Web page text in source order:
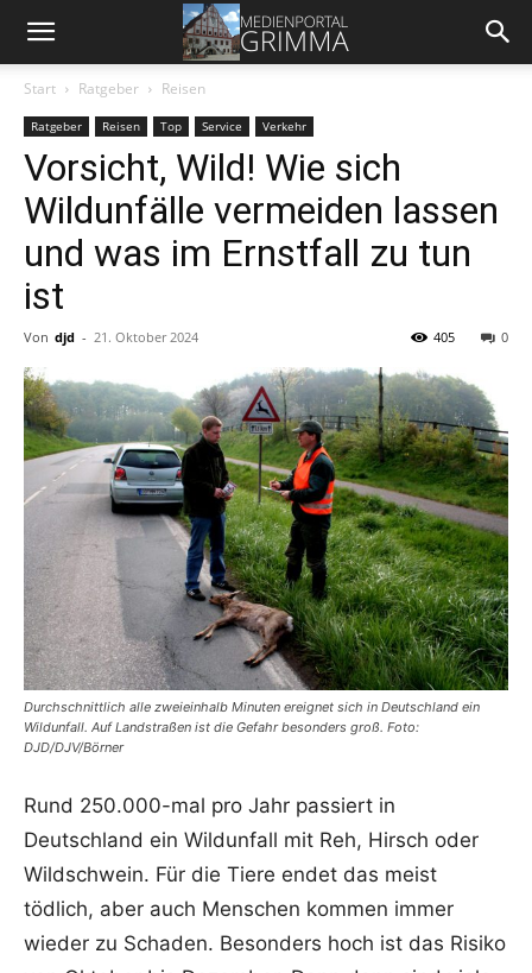
Start Ratgeber Reisen
Ratgeber Reisen Top Service Verkehr
Vorsicht, Wild! Wie sich
Wildunfälle vermeiden lassen
und was im Ernstfall zu tun
ist
Von djd - 21. Oktober 2024 0
405
Durchschnittlich alle zweieinhalb Minuten ereignet sich in Deutschland ein
Wildunfall. Auf Landstraßen ist die Gefahr besonders groß. Foto:
DJD/DJV/Börner
Rund 250.000-mal pro Jahr passiert in
Deutschland ein Wildunfall mit Reh, Hirsch oder
Wildschwein. Für die Tiere endet das meist
tödlich, aber auch Menschen kommen immer
wieder zu Schaden. Besonders hoch ist das Risiko